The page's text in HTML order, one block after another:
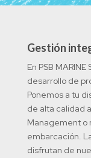
Gestión
En PSB
desarrollo de
Ponemos a tu
de alta calidad
Management o
embarcación.
disfrutan de